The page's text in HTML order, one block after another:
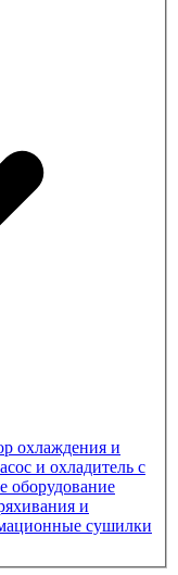
охлаждения и
и охладитель с
оборудование
и
сушилки